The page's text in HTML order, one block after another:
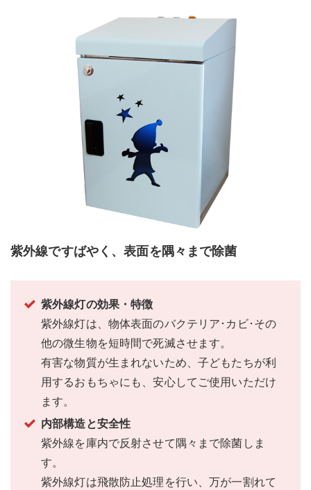
紫外線ですばやく、表面を隅々まで除菌
紫外線灯の効果・特徴
紫外線灯は、物体表面のバクテリア･カビ･その
他の微生物を短時間で死滅させます。
有害な物質が生まれないため、子どもたちが利
用するおもちゃにも、安心してご使用いただけ
ます。
内部構造と安全性
紫外線を庫内で反射させて隅々まで除菌しま
す。
紫外線灯は飛散防止処理を行い、万が一割れて